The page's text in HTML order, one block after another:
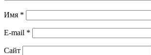
Имя *
E-mail *
Сайт